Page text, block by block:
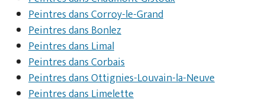
Peintres dans Corroy-le-Grand
Peintres dans Bonlez
Peintres dans Limal
Peintres dans Corbais
Peintres dans Ottignies-Louvain-la-Neuve
Peintres dans Limelette